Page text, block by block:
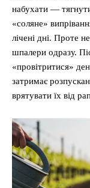
набухати —
«соляне»
лічені дні. Проте
шпалери одразу.
«провітритися»
затримає
врятувати їх від